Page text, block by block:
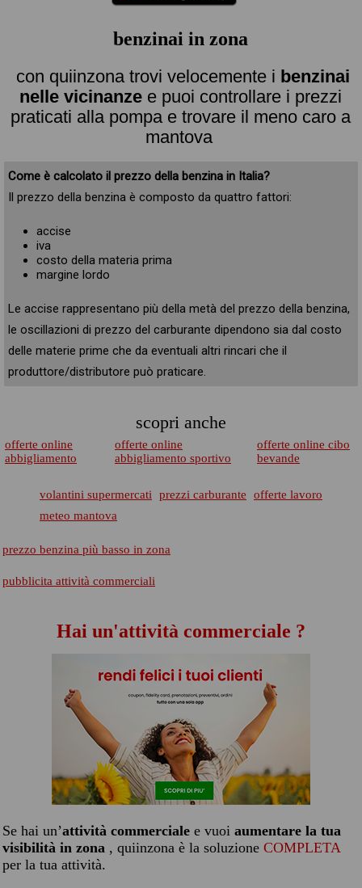
benzinai in zona
con quiinzona trovi velocemente i benzinai
nelle vicinanze e puoi controllare i prezzi
praticati alla pompa e trovare il meno caro a
mantova
Come è calcolato il prezzo della benzina in Italia?
Il prezzo della benzina è composto da quattro fattori:
accise
iva
costo della materia prima
margine lordo
Le accise rappresentano più della metà del prezzo della benzina,
le oscillazioni di prezzo del carburante dipendono sia dal costo
delle materie prime che da eventuali altri rincari che il
produttore/distributore può praticare.
scopri anche
offerte online
abbigliamento
offerte online
abbigliamento sportivo
offerte online cibo
bevande
volantini supermercati prezzi carburante
offerte lavoro
meteo mantova
prezzo benzina più basso in zona
pubblicita attività commerciali
Hai un'attività commerciale ?
Se hai un’attività commerciale e vuoi aumentare la tua
visibilità in zona , quiinzona è la soluzione COMPLETA
per la tua attività.